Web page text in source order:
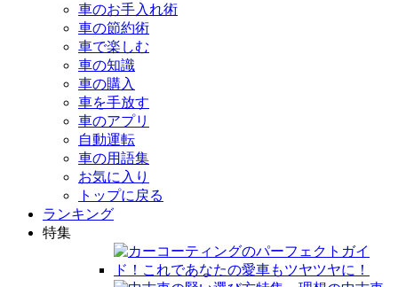
車のお手入れ術
車の節約術
車で楽しむ
車の知識
車の購入
車を手放す
車のアプリ
自動運転
車の用語集
お気に入り
トップに戻る
ランキング
特集